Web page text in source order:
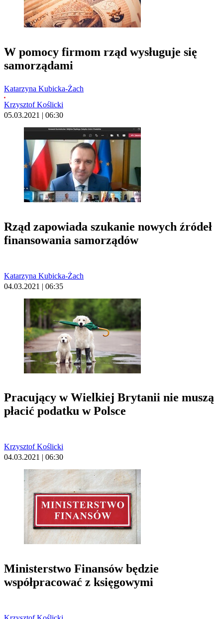
W pomocy firmom rząd wysługuje się
samorządami
Katarzyna Kubicka-Żach
Krzysztof Koślicki
05.03.2021 | 06:30
Rząd zapowiada szukanie nowych źródeł
finansowania samorządów
Katarzyna Kubicka-Żach
04.03.2021 | 06:35
Pracujący w Wielkiej Brytanii nie muszą
płacić podatku w Polsce
Krzysztof Koślicki
04.03.2021 | 06:30
Ministerstwo Finansów będzie
współpracować z księgowymi